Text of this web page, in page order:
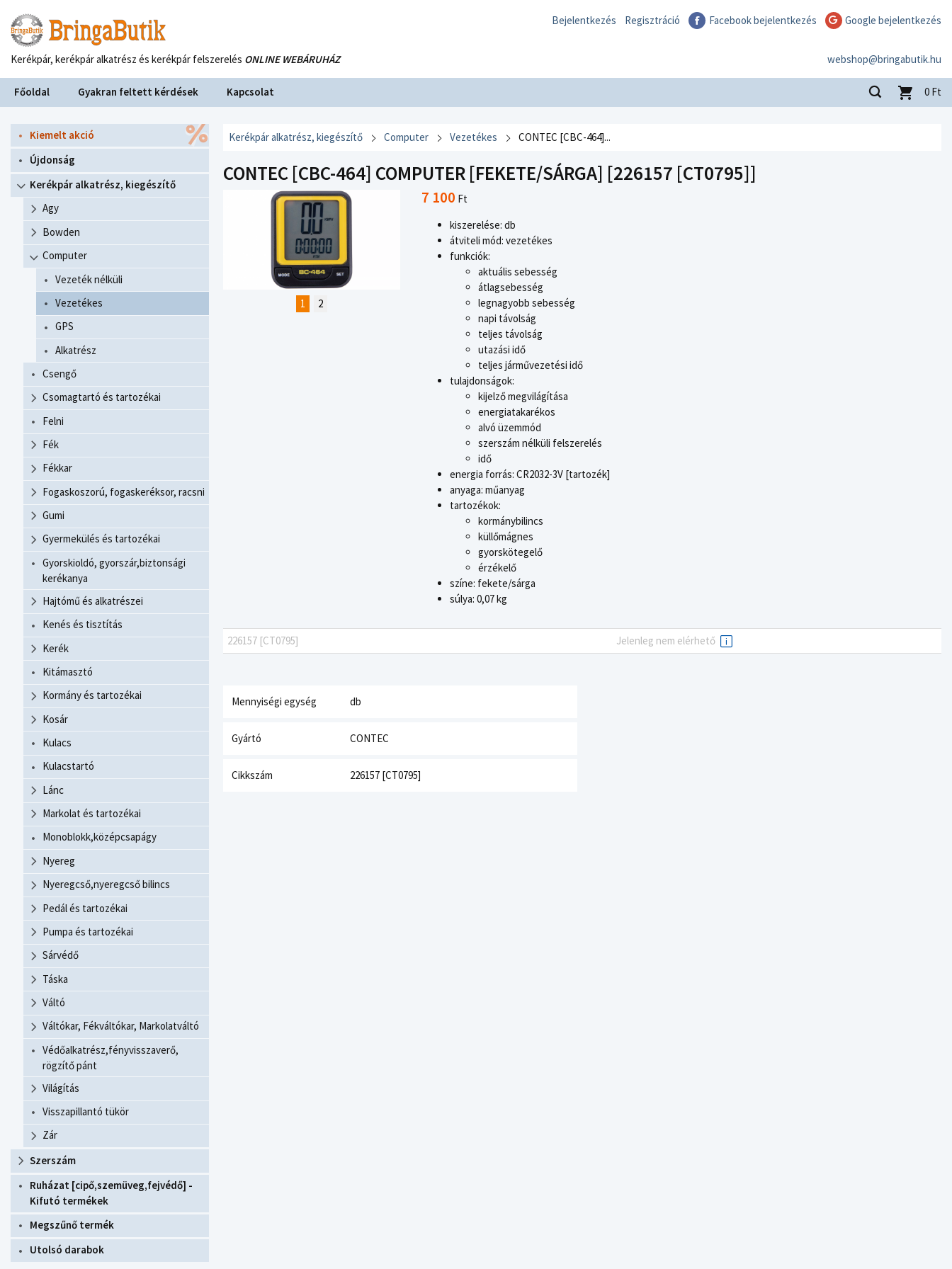
Bejelentkezés Regisztráció Facebook bejelentkezés Google bejelentkezés
webshop@bringabutik.hu
Kerékpár, kerékpár alkatrész és kerékpár felszerelés ONLINE WEBÁRUHÁZ
Főoldal Gyakran feltett kérdések Kapcsolat 0 Ft
Kiemelt akció
Újdonság
Kerékpár alkatrész, kiegészítő
Agy
Bowden
Computer
Vezeték nélküli
Vezetékes
GPS
Alkatrész
Csengő
Csomagtartó és tartozékai
Felni
Fék
Fékkar
Fogaskoszorú, fogaskeréksor, racsni
Gumi
Gyermekülés és tartozékai
Gyorskioldó, gyorszár,biztonsági
kerékanya
Hajtómű és alkatrészei
Kenés és tisztítás
Kerék
Kitámasztó
Kormány és tartozékai
Kosár
Kulacs
Kulacstartó
Lánc
Markolat és tartozékai
Monoblokk,középcsapágy
Nyereg
Nyeregcső,nyeregcső bilincs
Pedál és tartozékai
Pumpa és tartozékai
Sárvédő
Táska
Váltó
Váltókar, Fékváltókar, Markolatváltó
Védőalkatrész,fényvisszaverő,
rögzítő pánt
Világítás
Visszapillantó tükör
Zár
Szerszám
Ruházat [cipő,szemüveg,fejvédő] -
Kifutó termékek
Megszűnő termék
Utolsó darabok
Kerékpár alkatrész, kiegészítő Computer Vezetékes CONTEC [CBC-464]...
CONTEC [CBC-464] COMPUTER [FEKETE/SÁRGA] [226157 [CT0795]]
1 2
7 100 Ft
kiszerelése: db
átviteli mód: vezetékes
funkciók:
aktuális sebesség
átlagsebesség
legnagyobb sebesség
napi távolság
teljes távolság
utazási idő
teljes járművezetési idő
tulajdonságok:
kijelző megvilágítása
energiatakarékos
alvó üzemmód
szerszám nélküli felszerelés
idő
energia forrás: CR2032-3V [tartozék]
anyaga: műanyag
tartozékok:
kormánybilincs
küllőmágnes
gyorskötegelő
érzékelő
színe: fekete/sárga
súlya: 0,07 kg
226157 [CT0795] Jelenleg nem elérhető
Mennyiségi egység db
Gyártó CONTEC
Cikkszám 226157 [CT0795]